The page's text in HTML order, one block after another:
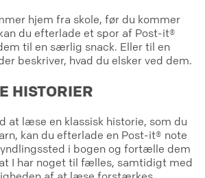
hjem fra skole, før du kommer
du efterlade et spor af Post-it®
til en særlig snack. Eller til en
beskriver, hvad du elsker ved dem.
HISTORIER
at læse en klassisk historie, som du
kan du efterlade en Post-it® note
i bogen og fortælle dem
I har noget til fælles, samtidigt med